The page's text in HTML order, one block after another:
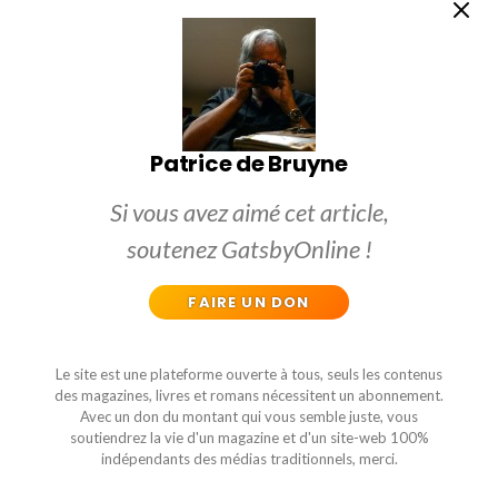
Patrice de Bruyne
Si vous avez aimé cet article,
soutenez GatsbyOnline !
FAIRE UN DON
Le site est une plateforme ouverte à tous, seuls les contenus
des magazines, livres et romans nécessitent un abonnement.
Avec un don du montant qui vous semble juste, vous
soutiendrez la vie d'un magazine et d'un site-web 100%
indépendants des médias traditionnels, merci.